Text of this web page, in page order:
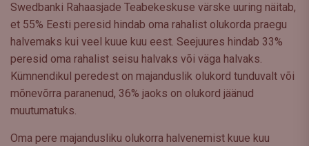
Swedbanki Rahaasjade Teabekeskuse värske uuring näitab,
et 55% Eesti peresid hindab oma rahalist olukorda praegu
halvemaks kui veel kuue kuu eest. Seejuures hindab 33%
peresid oma rahalist seisu halvaks või väga halvaks.
Kümnendikul peredest on majanduslik olukord tunduvalt või
mõnevõrra paranenud, 36% jaoks on olukord jäänud
muutumatuks.
Oma pere majandusliku olukorra halvenemist kuue kuu